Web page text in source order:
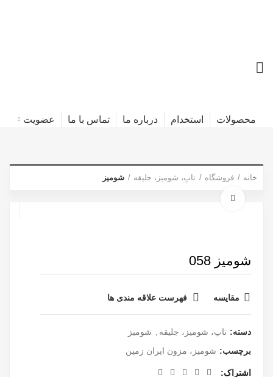
محصولات استخدام درباره ما تماس با ما عضویت
خانه فروشگاه تاپ، شومیز، جلیقه شومیز
شومیز 058
مقایسه فهرست علاقه مندی ها
دسته: تاپ، شومیز، جلیقه
شومیز
برچسب: شومیز، مزون ایران زمین
اشتراک